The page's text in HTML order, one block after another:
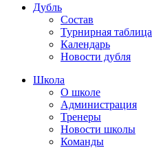
Дубль
Состав
Турнирная таблица
Календарь
Новости дубля
Школа
О школе
Администрация
Тренеры
Новости школы
Команды